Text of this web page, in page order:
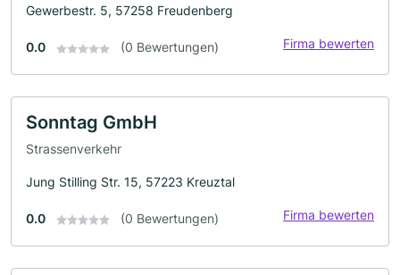
Gewerbestr. 5, 57258 Freudenberg
0.0 (0 Bewertungen) Firma bewerten
Sonntag GmbH
Strassenverkehr
Jung Stilling Str. 15, 57223 Kreuztal
0.0 (0 Bewertungen) Firma bewerten